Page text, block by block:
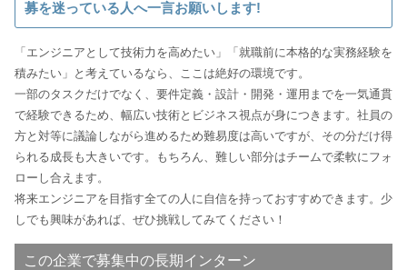
募を迷っている人へ一言お願いします!
「エンジニアとして技術力を高めたい」「就職前に本格的な実務経験を
積みたい」と考えているなら、ここは絶好の環境です。
一部のタスクだけでなく、要件定義・設計・開発・運用までを一気通貫
で経験できるため、幅広い技術とビジネス視点が身につきます。社員の
方と対等に議論しながら進めるため難易度は高いですが、その分だけ得
られる成長も大きいです。もちろん、難しい部分はチームで柔軟にフォ
ローし合えます。
将来エンジニアを目指す全ての人に自信を持っておすすめできます。少
しでも興味があれば、ぜひ挑戦してみてください！
この企業で募集中の長期インターン